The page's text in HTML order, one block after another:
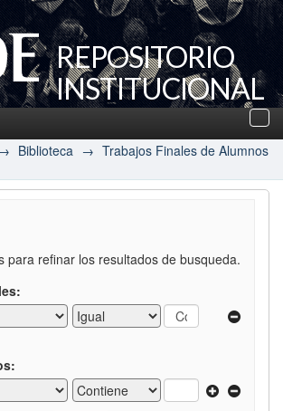
REPOSITORIO
INSTITUCIONAL
→ Biblioteca → Trabajos Finales de Alumnos
para refinar los resultados de busqueda.